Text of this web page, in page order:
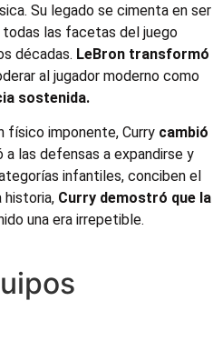
Su legado se cimenta en ser
todas las facetas del juego
décadas. LeBron transformó
al jugador moderno como
sostenida.
físico imponente, Curry cambió
las defensas a expandirse y
infantiles, conciben el
historia, Curry demostró que la
una era irrepetible.